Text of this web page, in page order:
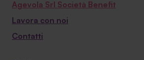
Agevola Srl Società Benefit
Lavora con noi
Contatti